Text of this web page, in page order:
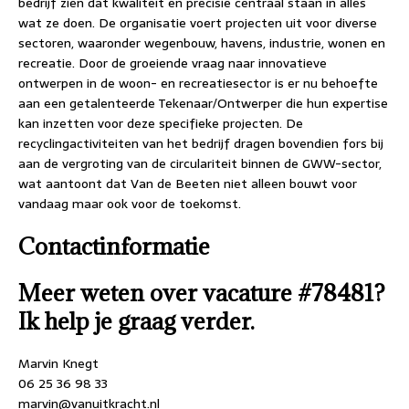
wat ze doen. De organisatie voert projecten uit voor diverse
sectoren, waaronder wegenbouw, havens, industrie, wonen en
recreatie. Door de groeiende vraag naar innovatieve
ontwerpen in de woon- en recreatiesector is er nu behoefte
aan een getalenteerde Tekenaar/Ontwerper die hun expertise
kan inzetten voor deze specifieke projecten. De
recyclingactiviteiten van het bedrijf dragen bovendien fors bij
aan de vergroting van de circulariteit binnen de GWW-sector,
wat aantoont dat Van de Beeten niet alleen bouwt voor
vandaag maar ook voor de toekomst.
Contactinformatie
Meer weten over vacature #78481?
Ik help je graag verder.
Marvin Knegt
06 25 36 98 33
marvin@vanuitkracht.nl